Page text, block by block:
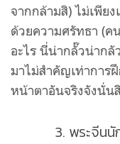
จากกล้ามสิ) ไม่เพีย
ด้วยความศรัทธา (ค
อะไร นี่น่ากลั๊วน่ากลั
มาไม่สำคัญเท่าการ
หน้าตาอันจริงจังนั่น
3. พระจีน